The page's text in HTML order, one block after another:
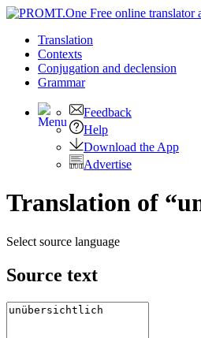
Translation
Contexts
Conjugation and declension
Grammar
Feedback
Help
Download the App
Advertise
Translation of
Select source language
Source text